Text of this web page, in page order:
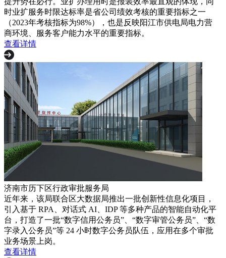
时业扩服务时限达标率是省公司绩效考核的重要指标之一
（2023年考核指标为98%），也是反映阳江市供电局电力营
商环境、服务客户能力水平的重要指标。
查看详情
济南市历下区行政审批服务局
近年来，该局联合区大数据局推出一批创新性信息化项目，
引入基于 RPA、对话式 AI、IDP 等多种产品的智能自动化平
台，打造了一批“数字信用公务员”、“数字审管公务员”、“数
字录入公务员”等 24 小时数字公务员队伍，应用在多个审批
业务场景上岗。
查看详情